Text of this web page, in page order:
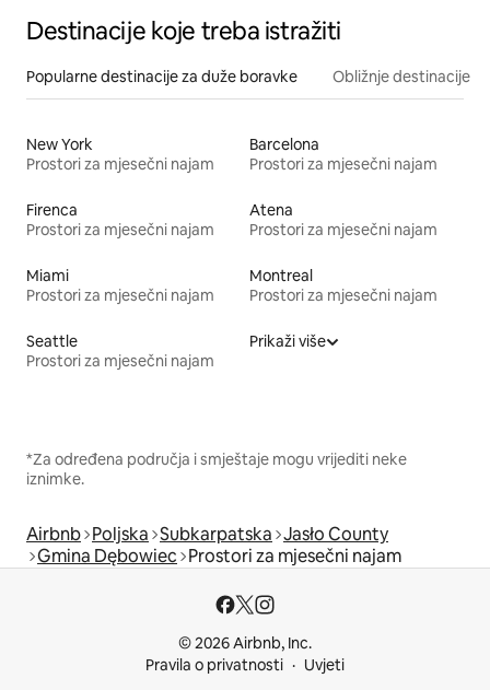
Destinacije koje treba istražiti
Popularne destinacije za duže boravke Obližnje destinacije
New York
Prostori za mjesečni najam
Barcelona
Prostori za mjesečni najam
Firenca
Prostori za mjesečni najam
Atena
Prostori za mjesečni najam
Miami
Prostori za mjesečni najam
Montreal
Prostori za mjesečni najam
Seattle
Prostori za mjesečni najam
Prikaži više
*Za određena područja i smještaje mogu vrijediti neke
iznimke.
Airbnb Poljska Subkarpatska Jasło County
Gmina Dębowiec Prostori za mjesečni najam
© 2026 Airbnb, Inc.
Pravila o privatnosti
Uvjeti